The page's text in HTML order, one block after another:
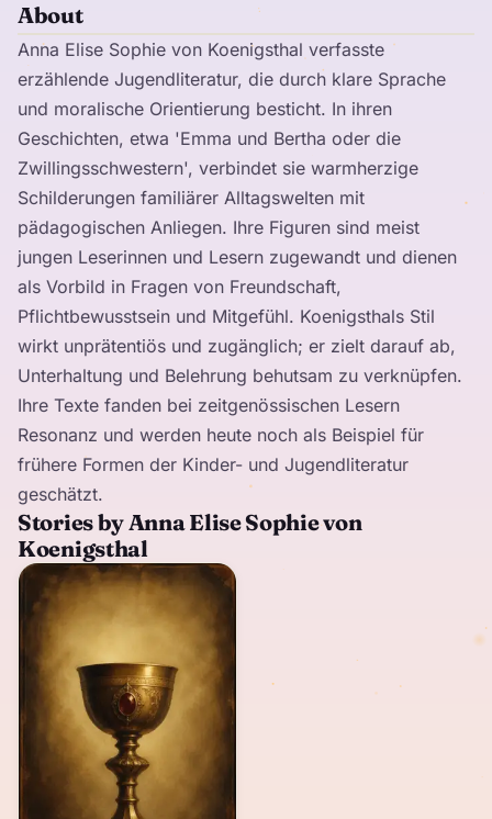
About
Anna Elise Sophie von Koenigsthal verfasste
erzählende Jugendliteratur, die durch klare Sprache
und moralische Orientierung besticht. In ihren
Geschichten, etwa 'Emma und Bertha oder die
Zwillingsschwestern', verbindet sie warmherzige
Schilderungen familiärer Alltagswelten mit
pädagogischen Anliegen. Ihre Figuren sind meist
jungen Leserinnen und Lesern zugewandt und dienen
als Vorbild in Fragen von Freundschaft,
Pflichtbewusstsein und Mitgefühl. Koenigsthals Stil
wirkt unprätentiös und zugänglich; er zielt darauf ab,
Unterhaltung und Belehrung behutsam zu verknüpfen.
Ihre Texte fanden bei zeitgenössischen Lesern
Resonanz und werden heute noch als Beispiel für
frühere Formen der Kinder- und Jugendliteratur
geschätzt.
Stories by Anna Elise Sophie von
Koenigsthal